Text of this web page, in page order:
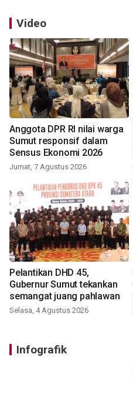
Video
Anggota DPR RI nilai warga
Sumut responsif dalam
Sensus Ekonomi 2026
Jumat, 7 Agustus 2026
Pelantikan DHD 45,
Gubernur Sumut tekankan
semangat juang pahlawan
Selasa, 4 Agustus 2026
Infografik